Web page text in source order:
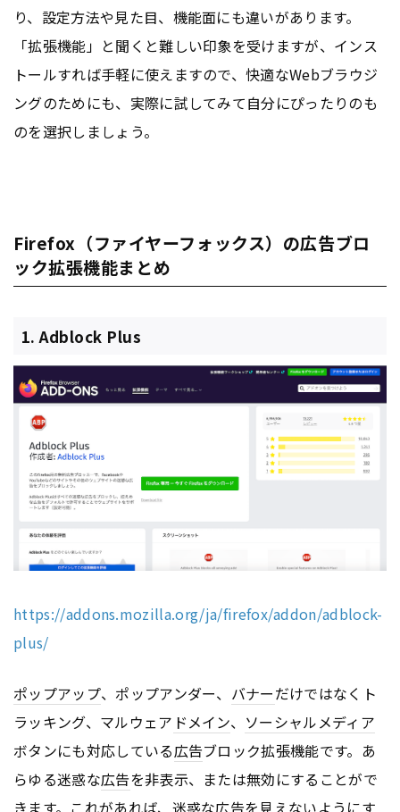
り、設定方法や見た目、機能面にも違いがあります。
「拡張機能」と聞くと難しい印象を受けますが、インス
トールすれば手軽に使えますので、快適なWebブラウジ
ングのためにも、実際に試してみて自分にぴったりのも
のを選択しましょう。
Firefox（ファイヤーフォックス）の広告ブロ
ック拡張機能まとめ
1. Adblock Plus
https://addons.mozilla.org/ja/firefox/addon/adblock-
plus/
ポップアップ、ポップアンダー、 バナーだけではなくト
ラッキング、マルウェア ドメイン、 ソーシャルメディア
ボタンにも対応している広告ブロック拡張機能です。あ
らゆる迷惑な広告を非表示、または無効にすることがで
きます。これがあれば、迷惑な広告を見えないようにす